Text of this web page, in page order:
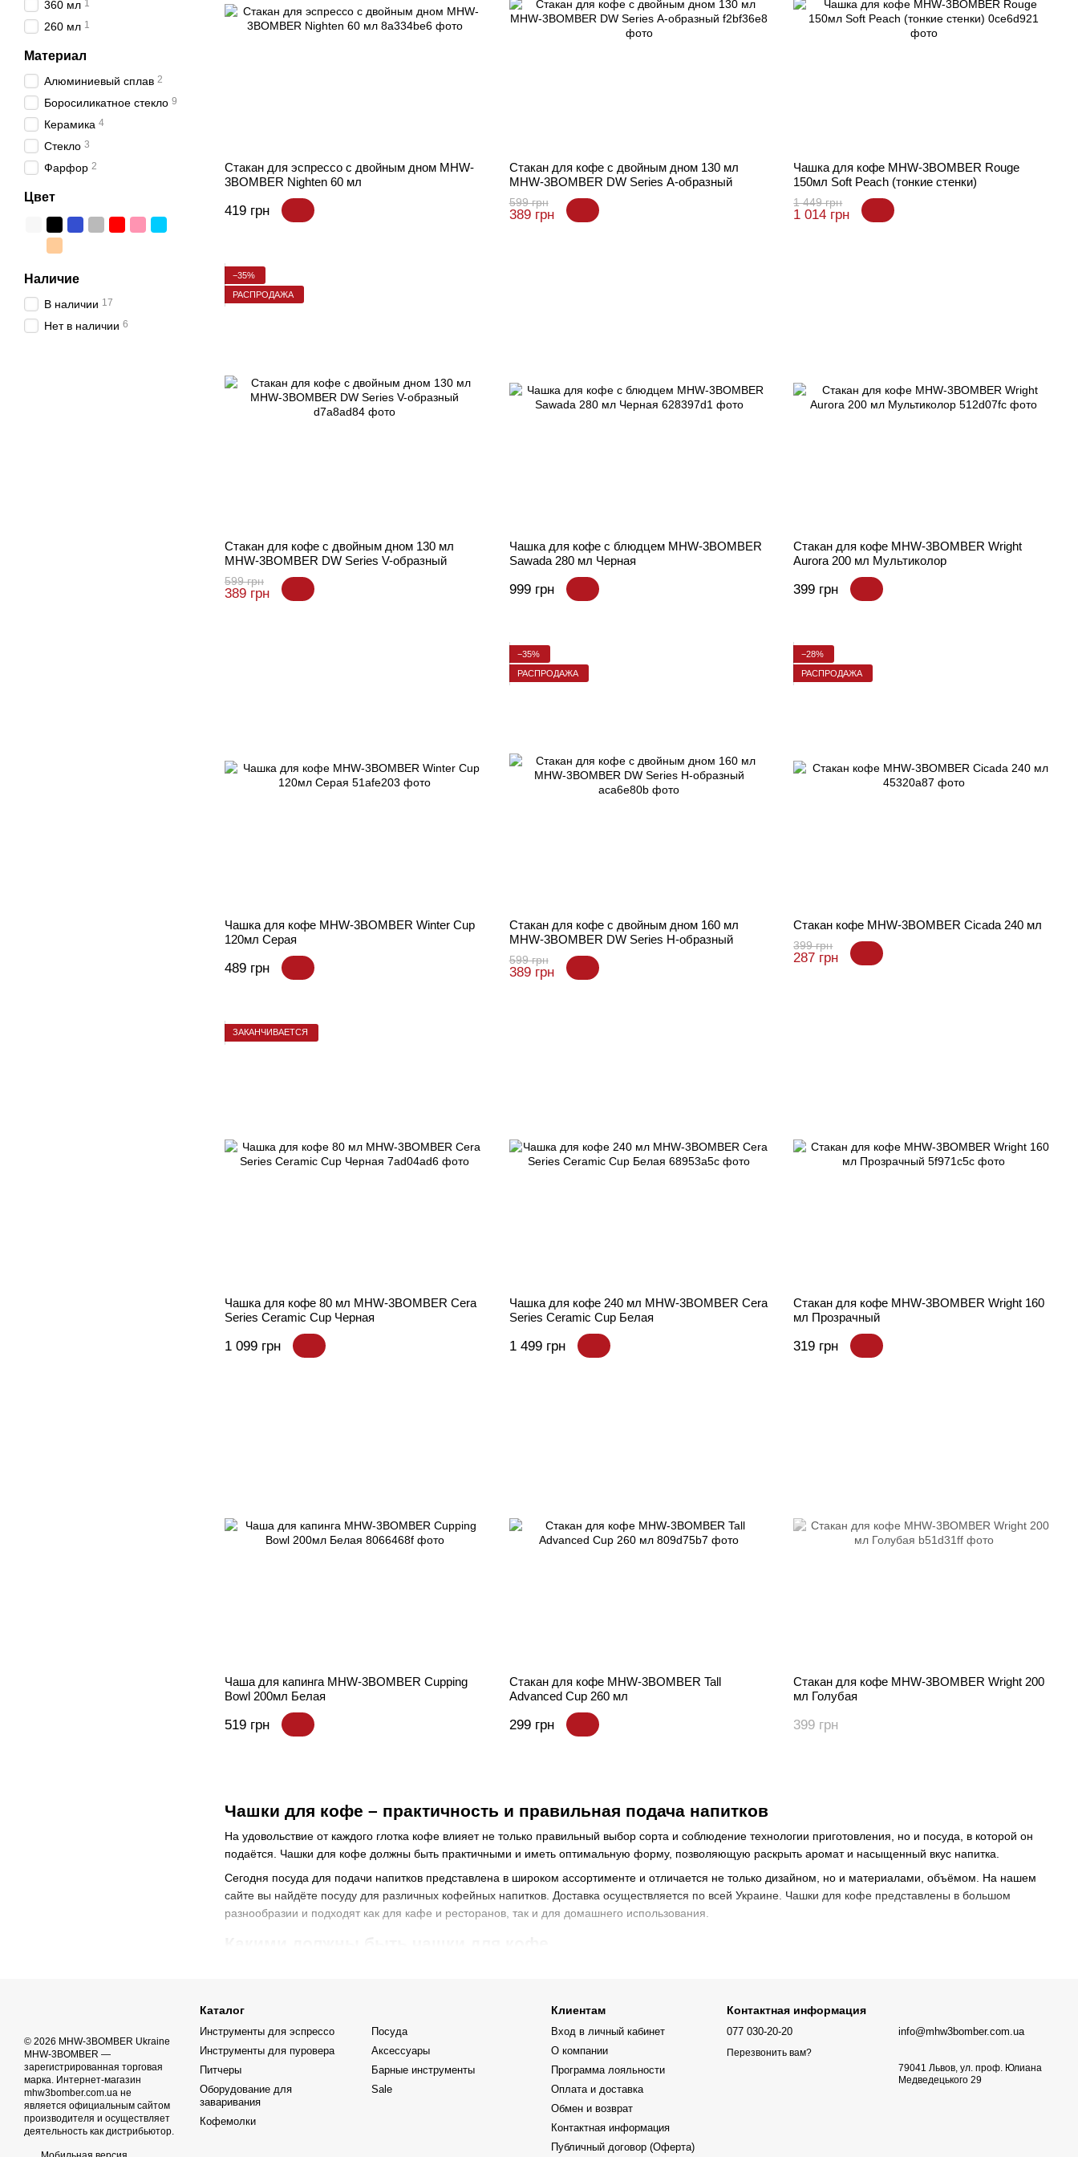
Чашки для кофе – практичность и правильная подача напитков
На удовольствие от каждого глотка кофе влияет не только правильный выбор сорта и соблюдение технологии приготовления, но и посуда, в которой он
подаётся. Чашки для кофе должны быть практичными и иметь оптимальную форму, позволяющую раскрыть аромат и насыщенный вкус напитка.
Сегодня посуда для подачи напитков представлена в широком ассортименте и отличается не только дизайном, но и материалами, объёмом. На нашем
сайте вы найдёте посуду для различных кофейных напитков. Доставка осуществляется по всей Украине. Чашки для кофе представлены в большом
разнообразии и подходят как для кафе и ресторанов, так и для домашнего использования.
Чтобы выбрать стильные и практичные чашки, убедитесь, что они:
изготовлены из экологичного безопасного материала, подходящего для контакта с пищевыми продуктами;
имеют оптимальную форму и размер для подачи конкретного напитка;
обладают достаточной толщиной стенок, чтобы поддерживать правильную температуру кофе.
Как правильно выбрать качественные чашки для кофе
Стакан для эспрессо с двойным дном MHW-
3BOMBER Nighten 60 мл
419 грн
Стакан для кофе с двойным дном 130 мл
MHW-3BOMBER DW Series А-образный
599 грн
389 грн
Чашка для кофе MHW-3BOMBER Rouge
150мл Soft Peach (тонкие стенки)
1 449 грн
1 014 грн
−35%
РАСПРОДАЖА
Стакан для кофе с двойным дном 130 мл
MHW-3BOMBER DW Series V-образный
599 грн
389 грн
Чашка для кофе с блюдцем MHW-3BOMBER
Sawada 280 мл Черная
999 грн
Стакан для кофе MHW-3BOMBER Wright
Aurora 200 мл Мультиколор
399 грн
Чашка для кофе MHW-3BOMBER Winter Cup
120мл Серая
489 грн
−35%
РАСПРОДАЖА
Стакан для кофе с двойным дном 160 мл
MHW-3BOMBER DW Series H-образный
599 грн
389 грн
−28%
РАСПРОДАЖА
Стакан кофе MHW-3BOMBER Cicada 240 мл
399 грн
287 грн
ЗАКАНЧИВАЕТСЯ
Чашка для кофе 80 мл MHW-3BOMBER Cera
Series Ceramic Cup Черная
1 099 грн
Чашка для кофе 240 мл MHW-3BOMBER Cera
Series Ceramic Cup Белая
1 499 грн
Стакан для кофе MHW-3BOMBER Wright 160
мл Прозрачный
319 грн
Чаша для капинга MHW-3BOMBER Cupping
Bowl 200мл Белая
519 грн
Стакан для кофе MHW-3BOMBER Tall
Advanced Cup 260 мл
299 грн
Стакан для кофе MHW-3BOMBER Wright 200
мл Голубая
399 грн
360 мл 1
260 мл 1
Материал
Алюминиевый сплав 2
Боросиликатное стекло 9
Керамика 4
Стекло 3
Фарфор 2
Цвет
Наличие
В наличии 17
Нет в наличии 6
© 2026 MHW-3BOMBER Ukraine
MHW-3BOMBER —
зарегистрированная торговая
марка. Интернет-магазин
mhw3bomber.com.ua не
является официальным сайтом
производителя и осуществляет
деятельность как дистрибьютор.
Каталог
Инструменты для эспрессо
Инструменты для пуровера
Питчеры
Оборудование для
заваривания
Кофемолки
Посуда
Аксессуары
Барные инструменты
Sale
Клиентам
Вход в личный кабинет
О компании
Программа лояльности
Оплата и доставка
Обмен и возврат
Контактная информация
Публичный договор (Оферта)
Контактная информация
077 030-20-20
Перезвонить вам?
info@mhw3bomber.com.ua
79041 Львов, ул. проф. Юлиана
Медведецького 29